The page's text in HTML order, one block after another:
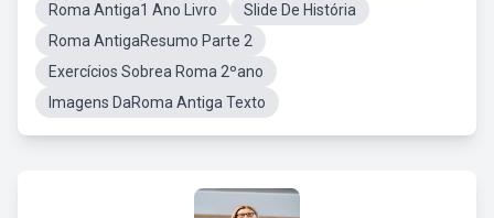
Roma Antiga1 Ano Livro
Slide De História
Roma AntigaResumo Parte 2
Exercícios Sobrea Roma 2ºano
Imagens DaRoma Antiga Texto